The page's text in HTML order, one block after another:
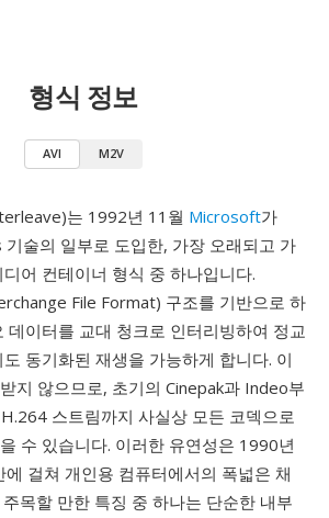
형식 정보
AVI M2V
는 1992년 11월 Microsoft가
술의 일부로 도입한, 가장 오래되고 가
어 컨테이너 형식 중 하나입니다.
File Format) 구조를 기반으로 하
데이터를 교대 청크로 인터리빙하여 정교
동기화된 재생을 가능하게 합니다. 이
지 않으므로, 초기의 Cinepak과 Indeo부
스트림까지 사실상 모든 코덱으로
수 있습니다. 이러한 유연성은 1990년
걸쳐 개인용 컴퓨터에서의 폭넓은 채
목할 만한 특징 중 하나는 단순한 내부